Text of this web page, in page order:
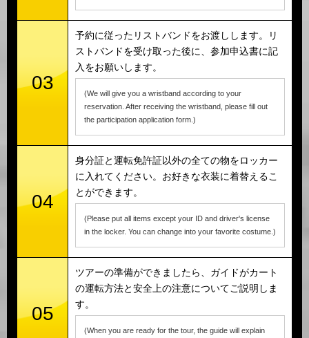
03
予約に従ったリストバンドをお渡しします。リ
ストバンドを受け取った後に、参加申込書に記
入をお願いします。
(We will give you a wristband according to your
reservation. After receiving the wristband, please fill out
the participation application form.)
04
身分証と運転免許証以外の全ての物をロッカー
に入れてください。お好きな衣装に着替えるこ
とができます。
(Please put all items except your ID and driver's license
in the locker. You can change into your favorite costume.)
05
ツアーの準備ができましたら、ガイドがカート
の運転方法と安全上の注意についてご説明しま
す。
(When you are ready for the tour, the guide will explain